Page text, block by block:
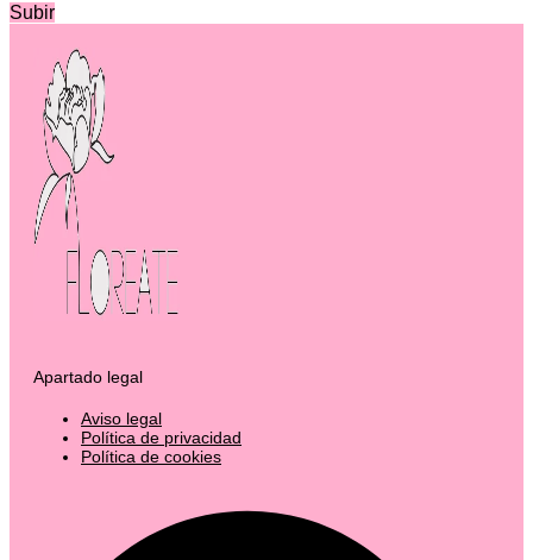
Subir
Apartado legal
Aviso legal
Política de privacidad
Política de cookies